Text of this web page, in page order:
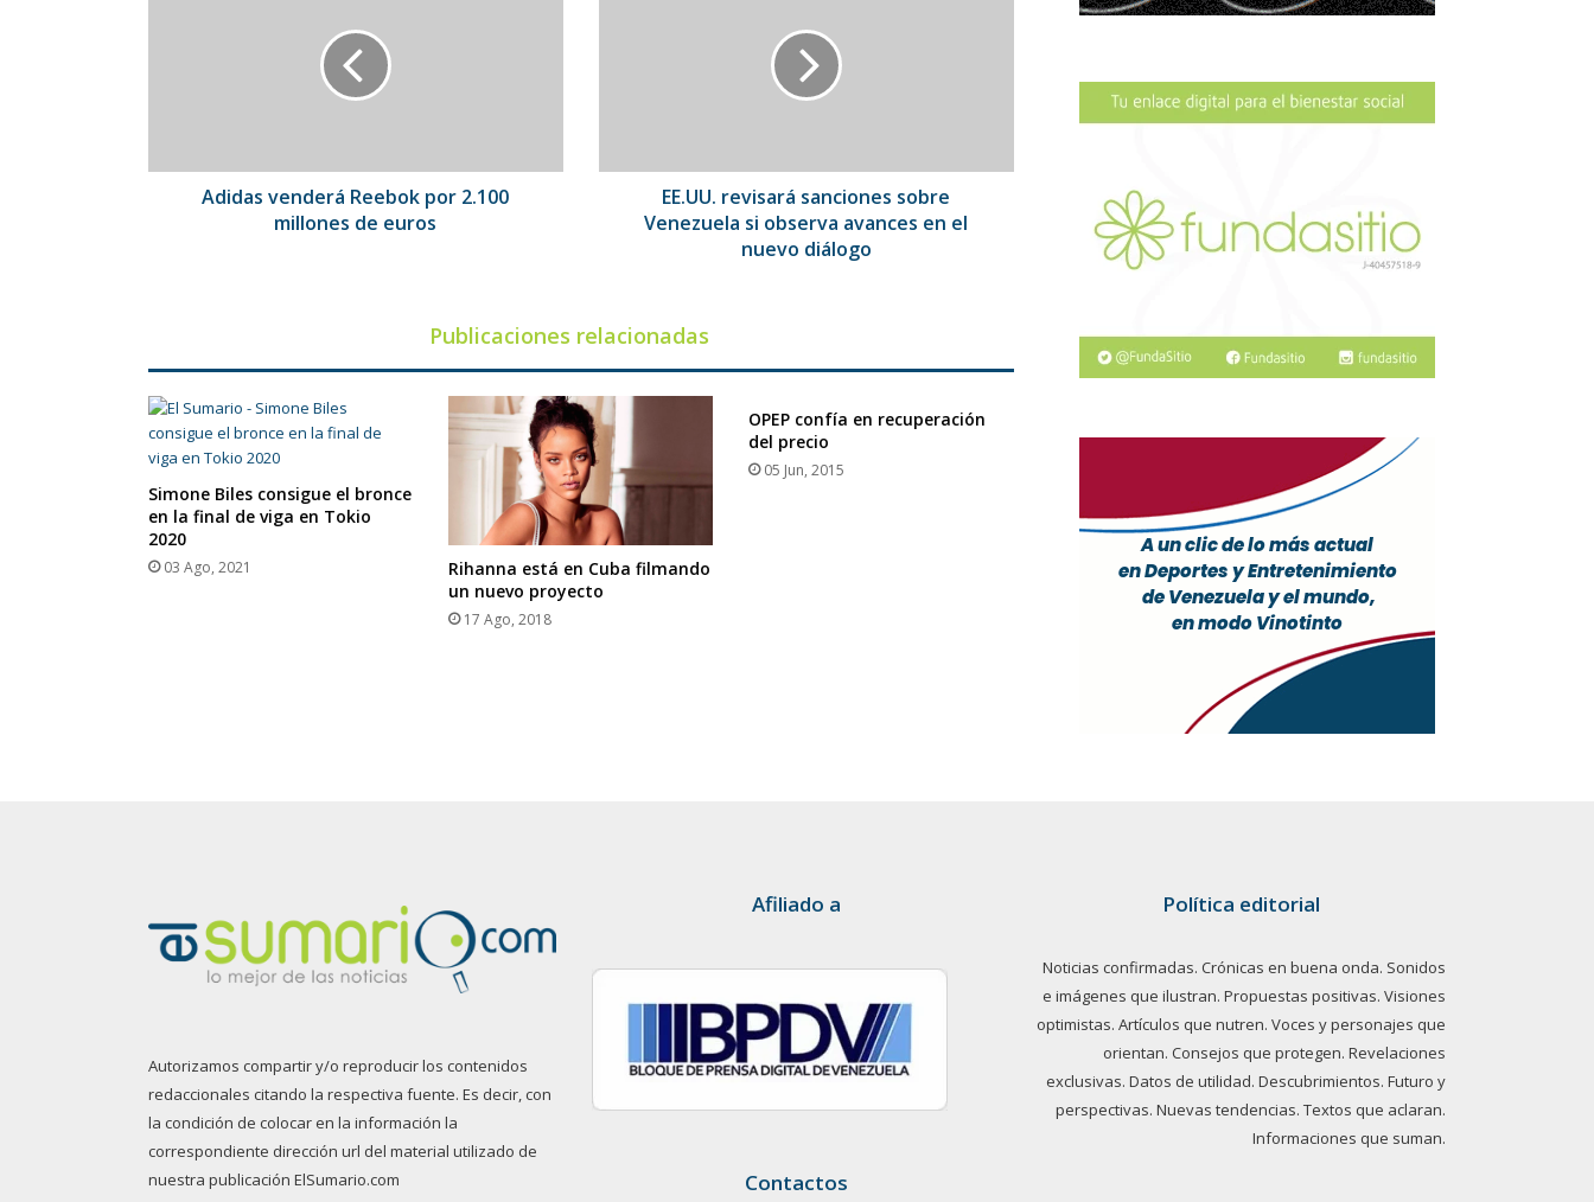
Adidas venderá Reebok por 2.100
millones de euros
en
EE.UU. revisará sanciones sobre
Venezuela si observa avances en el
nuevo diálogo
Publicaciones relacionadas
Simone Biles consigue el bronce
en la final de viga en Tokio
2020
03 Ago, 2021
Rihanna está en Cuba filmando
un nuevo proyecto
17 Ago, 2018
OPEP confía en recuperación
del precio
05 Jun, 2015
Autorizamos compartir y/o reproducir los contenidos
redaccionales citando la respectiva fuente. Es decir, con
la condición de colocar en la información la
correspondiente dirección url del material utilizado de
nuestra publicación ElSumario.com
Afiliado a
Contactos
Política editorial
Noticias confirmadas. Crónicas en buena onda. Sonidos
e imágenes que ilustran. Propuestas positivas. Visiones
optimistas. Artículos que nutren. Voces y personajes que
orientan. Consejos que protegen. Revelaciones
exclusivas. Datos de utilidad. Descubrimientos. Futuro y
perspectivas. Nuevas tendencias. Textos que aclaran.
Informaciones que suman.